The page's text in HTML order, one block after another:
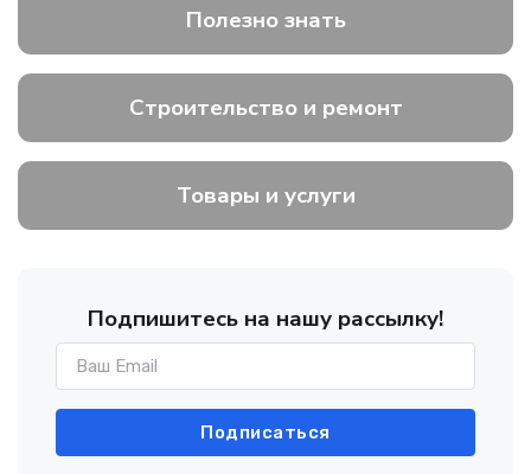
Полезно знать
Строительство и ремонт
Товары и услуги
Подпишитесь на нашу рассылку!
Подписаться